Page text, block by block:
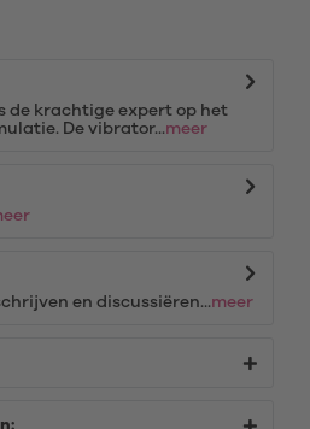
de krachtige expert op het
De vibrator...meer
en discussiëren...meer